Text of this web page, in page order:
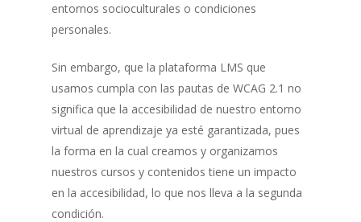
entornos socioculturales o condiciones
personales.
Sin embargo, que la plataforma LMS que
usamos cumpla con las pautas de WCAG 2.1 no
significa que la accesibilidad de nuestro entorno
virtual de aprendizaje ya esté garantizada, pues
la forma en la cual creamos y organizamos
nuestros cursos y contenidos tiene un impacto
en la accesibilidad, lo que nos lleva a la segunda
condición.